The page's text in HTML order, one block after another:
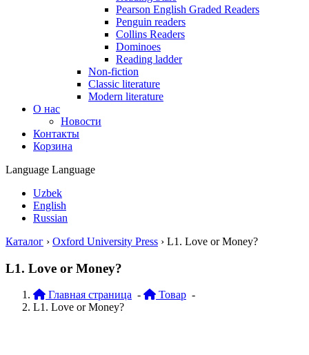
Pearson English Graded Readers
Penguin readers
Collins Readers
Dominoes
Reading ladder
Non-fiction
Classic literature
Modern literature
О нас
Новости
Контакты
Корзина
Language Language
Uzbek
English
Russian
Каталог › Oxford University Press › L1. Love or Money?
L1. Love or Money?
Главная страница - Товар -
L1. Love or Money?